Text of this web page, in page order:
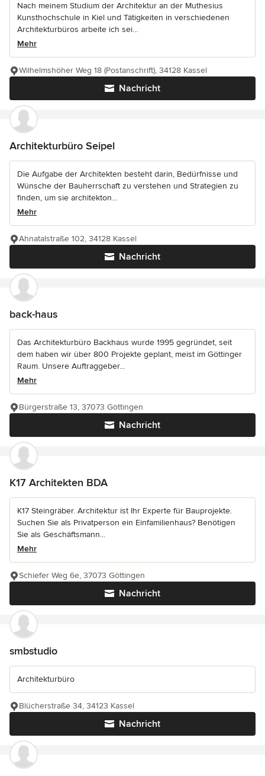
Nach meinem Studium der Architektur an der Muthesius
Kunsthochschule in Kiel und Tätigkeiten in verschiedenen
Architekturbüros arbeite ich sei...
Mehr
Nachricht
Wilhelmshöher Weg 18 (Postanschrift), 34128 Kassel
Architekturbüro Seipel
Die Aufgabe der Architekten besteht darin, Bedürfnisse und
Wünsche der Bauherrschaft zu verstehen und Strategien zu
finden, um sie architekton...
Mehr
Nachricht
Ahnatalstraße 102, 34128 Kassel
back-haus
Das Architekturbüro Backhaus wurde 1995 gegründet, seit
dem haben wir über 800 Projekte geplant, meist im Göttinger
Raum. Unsere Auftraggeber...
Mehr
Nachricht
Bürgerstraße 13, 37073 Göttingen
K17 Architekten BDA
K17 Steingräber. Architektur ist Ihr Experte für Bauprojekte.
Suchen Sie als Privatperson ein Einfamilienhaus? Benötigen
Sie als Geschäftsmann...
Mehr
Nachricht
Schiefer Weg 6e, 37073 Göttingen
smbstudio
Architekturbüro
Nachricht
Blücherstraße 34, 34123 Kassel